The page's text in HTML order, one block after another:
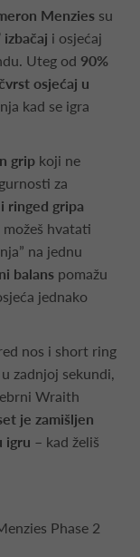
Menzies su
izbačaj i osjećaj
Uteg od 90%
osjećaj u
kad se igra
grip koji ne
za
ringed gripa
hvatati
na jednu
balans pomažu
jednako
nos i short ring
zadnjoj sekundi,
Wraith
je zamišljen
igru – kad želiš
Phase 2